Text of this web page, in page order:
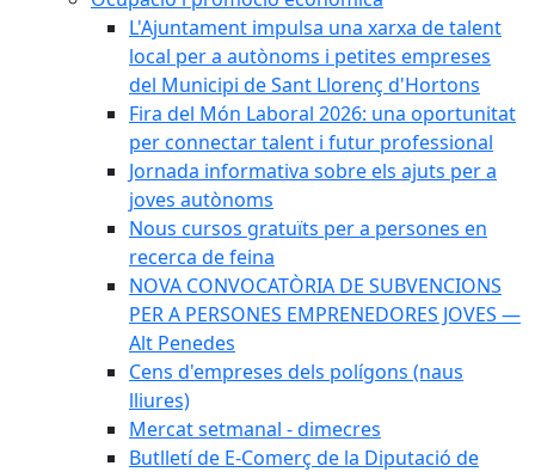
L'Ajuntament impulsa una xarxa de talent
local per a autònoms i petites empreses
del Municipi de Sant Llorenç d'Hortons
Fira del Món Laboral 2026: una oportunitat
per connectar talent i futur professional
Jornada informativa sobre els ajuts per a
joves autònoms
Nous cursos gratuïts per a persones en
recerca de feina
NOVA CONVOCATÒRIA DE SUBVENCIONS
PER A PERSONES EMPRENEDORES JOVES —
Alt Penedes
Cens d'empreses dels polígons (naus
lliures)
Mercat setmanal - dimecres
Butlletí de E-Comerç de la Diputació de